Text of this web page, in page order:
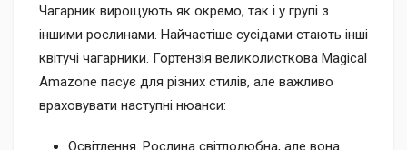
Чагарник вирощують як окремо, так і у групі з
іншими рослинами. Найчастіше сусідами стають інші
квітучі чагарники. Гортензія великолисткова Magical
Amazone пасує для різних стилів, але важливо
враховувати наступні нюанси:
Освітлення. Рослина світлолюбна, але вона